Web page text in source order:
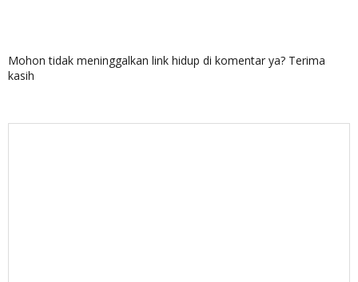
Mohon tidak meninggalkan link hidup di komentar ya? Terima
kasih